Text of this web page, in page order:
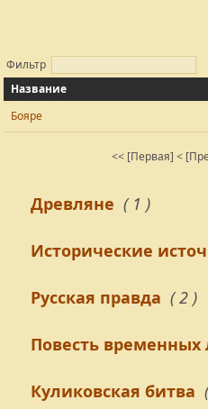
Фильтр
Название
Бояре
<< [Первая] <
Древляне ( 1 )
Исторические
Русская правда ( 2 )
Повесть временных
Куликовская битва